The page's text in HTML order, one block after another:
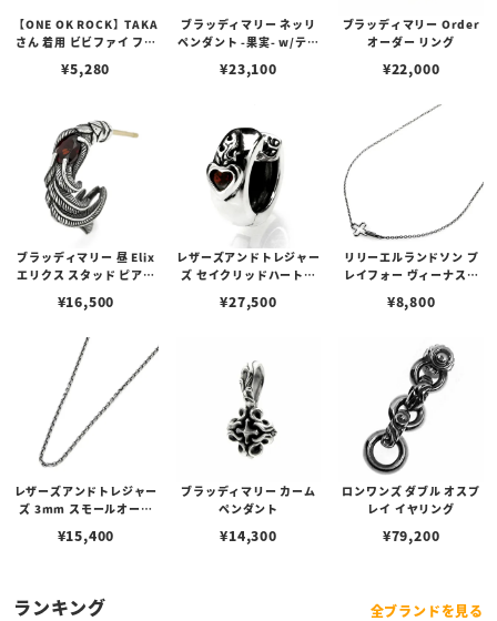
【ONE OK ROCK】TAKA
さん 着用 ビビファイ フー
¥5,280
ブラッディマリー ネッリ
ペンダント -果実- w/ティ
¥23,100
ブラッディマリー Order
オーダー リング
¥22,000
ブラッディマリー 昼 Elix
エリクス スタッド ピアス
¥16,500
レザーズアンドトレジャー
ズ セイクリッドハートピ
¥27,500
リリーエルランドソン プ
レイフォー ヴィーナスチ
¥8,800
レザーズアンドトレジャー
ズ 3mm スモールオーバ
ブスタークラスプ＆LTロ
¥15,400
ブラッディマリー カーム
ペンダント
¥14,300
ロンワンズ ダブル オスプ
レイ イヤリング
¥79,200
ランキング 全ブランドを見る